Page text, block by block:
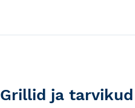
Grillid ja tarvikud